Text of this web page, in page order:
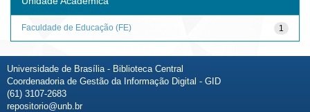
1
Faculdade de Educação (FE)
Universidade de Brasília - Biblioteca Central
Coordenadoria de Gestão da Informação Digital - GID
(61) 3107-2683
repositorio@unb.br